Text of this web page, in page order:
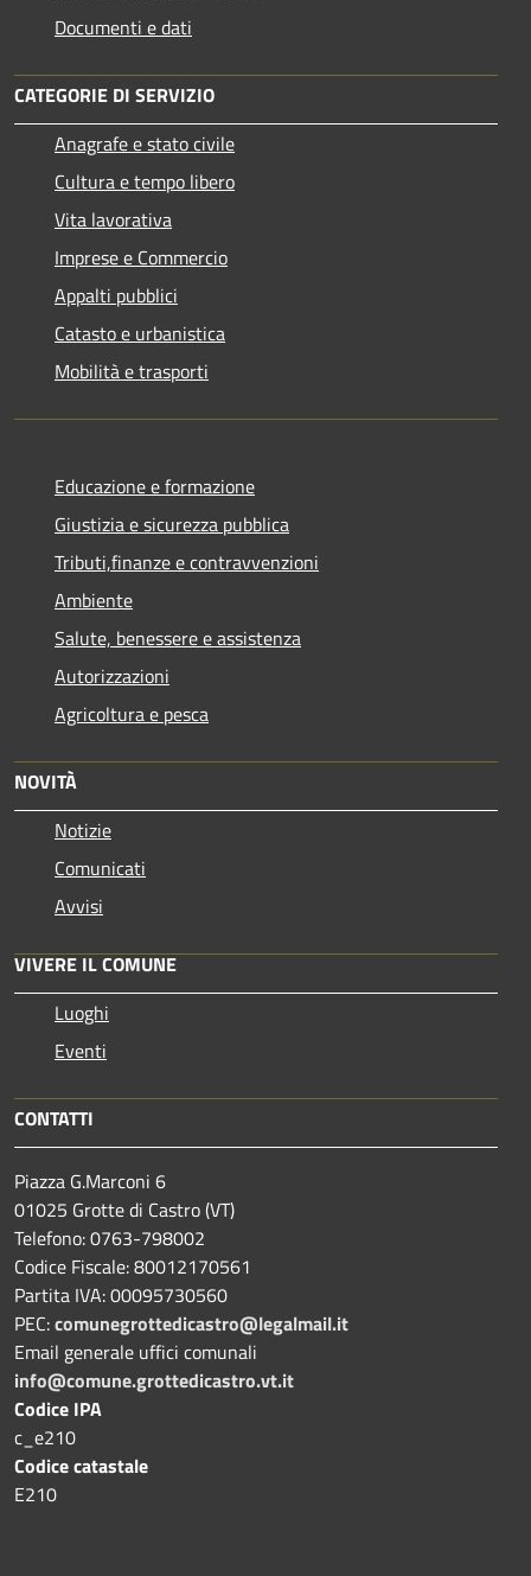
Documenti e dati
CATEGORIE DI SERVIZIO
Anagrafe e stato civile
Cultura e tempo libero
Vita lavorativa
Imprese e Commercio
Appalti pubblici
Catasto e urbanistica
Mobilità e trasporti
Educazione e formazione
Giustizia e sicurezza pubblica
Tributi,finanze e contravvenzioni
Ambiente
Salute, benessere e assistenza
Autorizzazioni
Agricoltura e pesca
NOVITÀ
Notizie
Comunicati
Avvisi
VIVERE IL COMUNE
Luoghi
Eventi
CONTATTI
Piazza G.Marconi 6
01025 Grotte di Castro (VT)
Telefono: 0763-798002
Codice Fiscale: 80012170561
Partita IVA: 00095730560
PEC:comunegrottedicastro@legalmail.it
Email generale uffici comunali
info@comune.grottedicastro.vt.it
Codice IPA
c_e210
Codice catastale
E210